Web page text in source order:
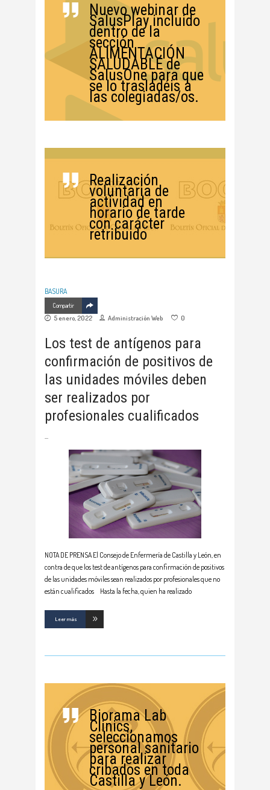
Nuevo webinar de
SalusPlay incluido
dentro de la
sección
ALIMENTACIÓN
SALUDABLE de
SalusOne para que
se lo trasladéis a
las colegiadas/os.
Realización
voluntaria de
actividad en
horario de tarde
con carácter
retribuido
BASURA
Compartir
5 enero, 2022 Administración Web 0
Los test de antígenos para
confirmación de positivos de
las unidades móviles deben
ser realizados por
profesionales cualificados
NOTA DE PRENSA El Consejo de Enfermería de Castilla y León, en
contra de que los test de antígenos para confirmación de positivos
de las unidades móviles sean realizados por profesionales que no
están cualificados Hasta la fecha, quien ha realizado
Leer más
Biorama Lab
Clinics,
seleccionamos
personal sanitario
para realizar
cribados en toda
Castilla y León.